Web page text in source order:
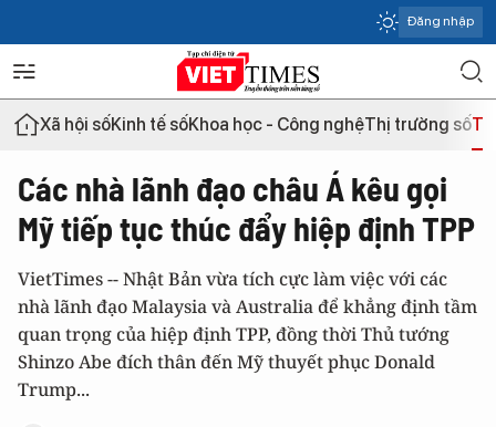
Đăng nhập
Xã hội sốKinh tế sốKhoa học - Công nghệThị trường số
Các nhà lãnh đạo châu Á kêu gọi
Mỹ tiếp tục thúc đẩy hiệp định TPP
VietTimes -- Nhật Bản vừa tích cực làm việc với các
nhà lãnh đạo Malaysia và Australia để khẳng định tầm
quan trọng của hiệp định TPP, đồng thời Thủ tướng
Shinzo Abe đích thân đến Mỹ thuyết phục Donald
Trump...